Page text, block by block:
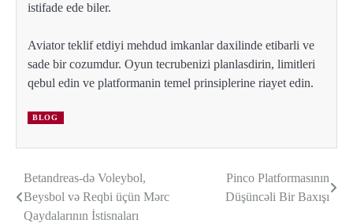
istifade ede biler.
Aviator teklif etdiyi mehdud imkanlar daxilinde etibarli ve
sade bir cozumdur. Oyun tecrubenizi planlasdirin, limitleri
qebul edin ve platformanin temel prinsiplerine riayet edin.
BLOG
Post
navigation
Betandreas-də Voleybol,
Beysbol və Reqbi üçün Mərc
Qaydalarının İstisnaları
Pinco Platformasının
Düşüncəli Bir Baxışı